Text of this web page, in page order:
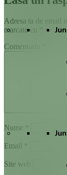
Adresa ta de email
marcate cu
Comentariu
Nume
Email
Site web